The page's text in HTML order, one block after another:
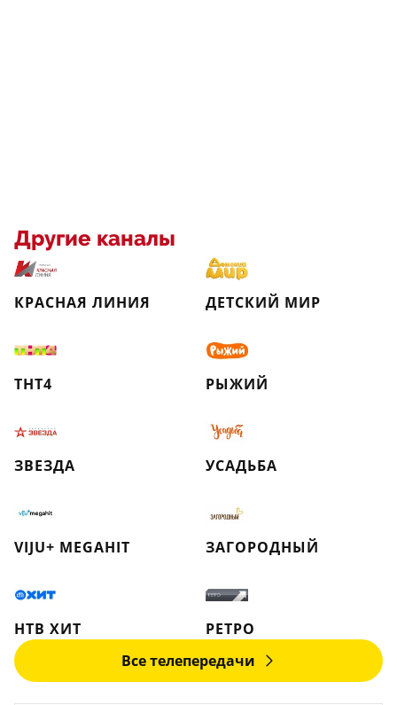
Другие каналы
КРАСНАЯ ЛИНИЯ ДЕТСКИЙ МИР
ТНТ4 РЫЖИЙ
ЗВЕЗДА УСАДЬБА
VIJU+ MEGAHIT ЗАГОРОДНЫЙ
НТВ ХИТ
РЕТРО
Все телепередачи